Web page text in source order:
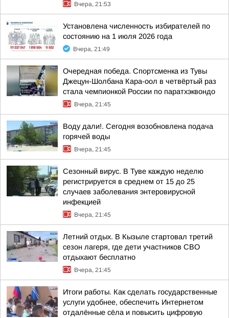
Вчера, 21:53
Установлена численность избирателей по
состоянию на 1 июля 2026 года
Вчера, 21:49
Очередная победа. Спортсменка из Тувы
Джецун-Шолбана Кара-оол в четвёртый раз
стала чемпионкой России по паратхэквондо
Вчера, 21:45
Воду дали!. Сегодня возобновлена подача
горячей воды
Вчера, 21:45
Сезонный вирус. В Туве каждую неделю
регистрируется в среднем от 15 до 25
случаев заболевания энтеровирусной
инфекцией
Вчера, 21:45
Летний отдых. В Кызыле стартовал третий
сезон лагеря, где дети участников СВО
отдыхают бесплатно
Вчера, 21:45
Итоги работы. Как сделать государственные
услуги удобнее, обеспечить Интернетом
отдалённые сёла и повысить цифровую